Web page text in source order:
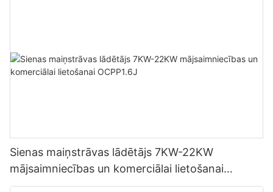
Sienas maiņstrāvas lādētājs 7KW-22KW
mājsaimniecības un komerciālai lietošanai
OCPP1.6J